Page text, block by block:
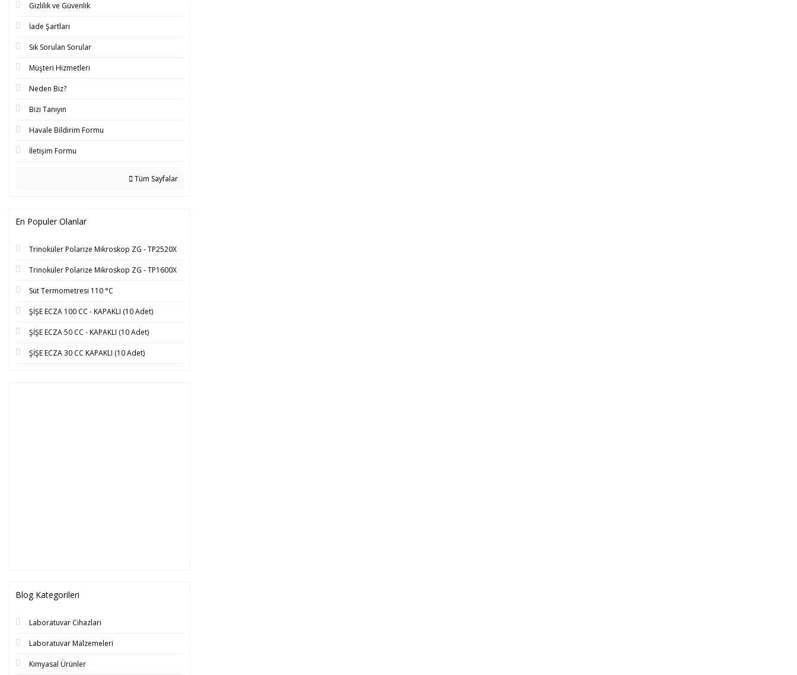
Gizlilik ve Güvenlik
İade Şartları
Sık Sorulan Sorular
Müşteri Hizmetleri
Neden Biz?
Bizi Tanıyın
Havale Bildirim Formu
İletişim Formu
Tüm Sayfalar
En Populer Olanlar
Trinoküler Polarize Mikroskop ZG - TP2520X
Trinoküler Polarize Mikroskop ZG - TP1600X
Süt Termometresi 110 °C
ŞİŞE ECZA 100 CC - KAPAKLI (10 Adet)
ŞİŞE ECZA 50 CC - KAPAKLI (10 Adet)
ŞİŞE ECZA 30 CC KAPAKLI (10 Adet)
Blog Kategorileri
Laboratuvar Cihazları
Laboratuvar Malzemeleri
Kimyasal Ürünler